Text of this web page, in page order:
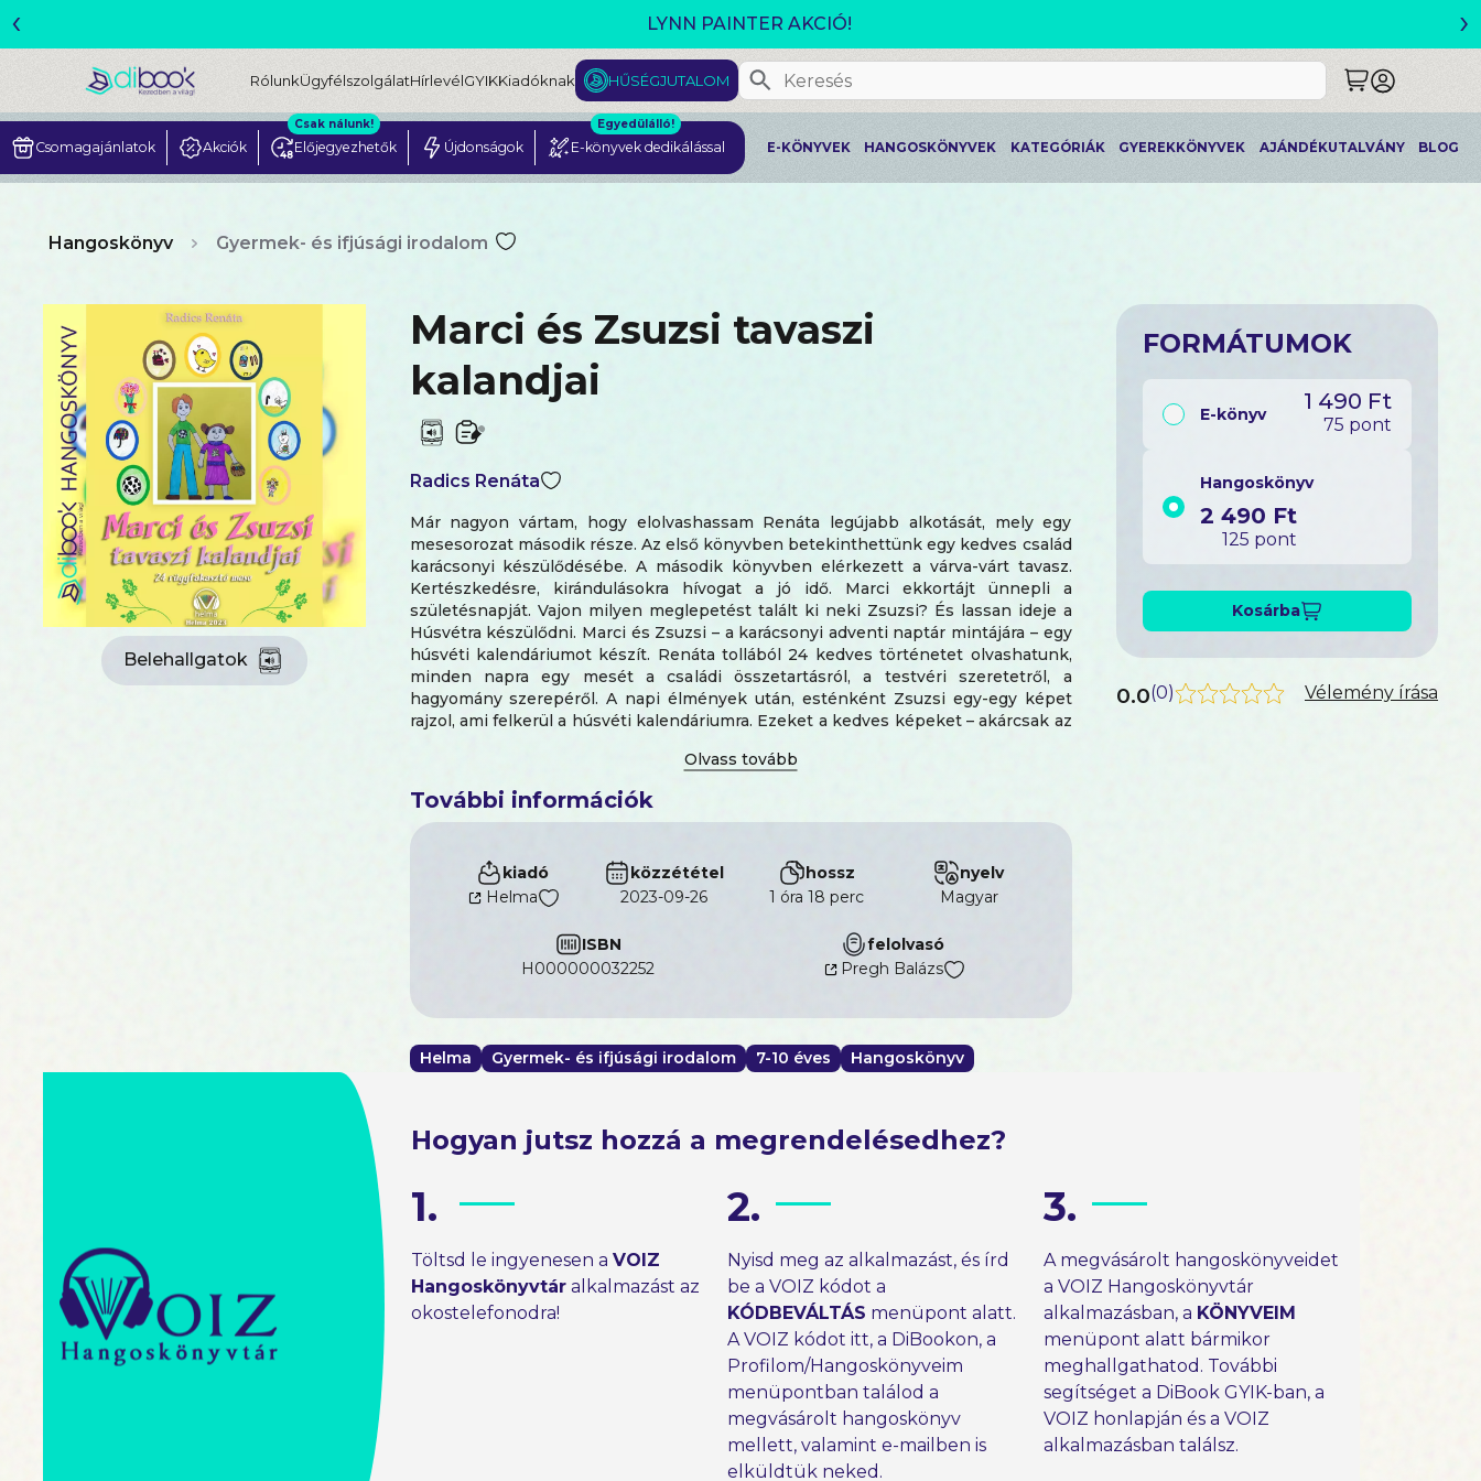
MEGJELENT! L. J. SHEN: LEGVADABB ÁLMAIMBAN SZERETLEK
‹ ›
RólunkÜgyfélszolgálatHírlevélGYIKKiadóknak HŰSÉGJUTALOM
Csomagajánlatok Akciók Előjegyezhetők
Csak nálunk!
Újdonságok E-könyvek dedikálással
Egyedülálló!
E-KÖNYVEK HANGOSKÖNYVEK KATEGÓRIÁK GYEREKKÖNYVEK AJÁNDÉKUTALVÁNY BLOG
Hangoskönyv Gyermek- és ifjúsági irodalom
Belehallgatok
Marci és Zsuzsi tavaszi
kalandjai
Radics Renáta
Már nagyon vártam, hogy elolvashassam Renáta legújabb alkotását, mely egy
mesesorozat második része. Az első könyvben betekinthettünk egy kedves család
karácsonyi készülődésébe. A második könyvben elérkezett a várva-várt tavasz.
Kertészkedésre, kirándulásokra hívogat a jó idő. Marci ekkortájt ünnepli a
születésnapját. Vajon milyen meglepetést talált ki neki Zsuzsi? És lassan ideje a
Húsvétra készülődni. Marci és Zsuzsi – a karácsonyi adventi naptár mintájára – egy
húsvéti kalendáriumot készít. Renáta tollából 24 kedves történetet olvashatunk,
minden napra egy mesét a családi összetartásról, a testvéri szeretetről, a
hagyomány szerepéről. A napi élmények után, esténként Zsuzsi egy-egy képet
rajzol, ami felkerül a húsvéti kalendáriumra. Ezeket a kedves képeket – akárcsak az
színesített hangoskönyv változatát Pregh Balázs előadásában hallgathatjuk. A
könyv különlegességét fokozza, hogy Renáta két dala is elhangzik a saját
előadásában. A tavaszváró könyvet meleg szívvel ajánlom kicsiknek és nagyoknak
egyaránt. Köszönöm Renátának és Viviennek, Andy Rea
További információk
kiadó
Helma
közzététel
2023-09-26
hossz
1 óra 18 perc
nyelv
magyar
ISBN
H000000032252
felolvasó
Pregh Balázs
Helma Gyermek- és ifjúsági irodalom 7-10 éves Hangoskönyv
FORMÁTUMOK
E-könyv 1 490 Ft
75 pont
Hangoskönyv
2 490 Ft
125 pont
Kosárba
0.0(0) Vélemény írása
Hogyan jutsz hozzá a megrendelésedhez?
1.
Töltsd le ingyenesen a VOIZ
Hangoskönyvtár alkalmazást az
okostelefonodra!
2.
Nyisd meg az alkalmazást, és írd
be a VOIZ kódot a
KÓDBEVÁLTÁS menüpont alatt.
A VOIZ kódot itt, a DiBookon, a
Profilom/Hangoskönyveim
menüpontban találod a
megvásárolt hangoskönyv
mellett, valamint e-mailben is
elküldtük neked.
3.
A megvásárolt hangoskönyveidet
a VOIZ Hangoskönyvtár
alkalmazásban, a KÖNYVEIM
menüpont alatt bármikor
meghallgathatod. További
segítséget a DiBook GYIK-ban, a
VOIZ honlapján és a VOIZ
alkalmazásban találsz.